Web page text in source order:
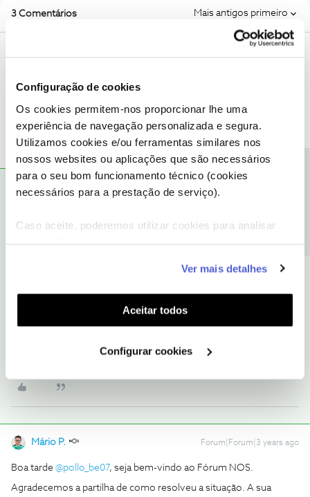
Configuração de cookies
Os cookies permitem-nos proporcionar lhe uma
experiência de navegação personalizada e segura.
Utilizamos cookies e/ou ferramentas similares nos
nossos websites ou aplicações que são necessários
para o seu bom funcionamento técnico (cookies
necessários para a prestação de serviço).
Caso aceite, poderemos utilizar cookies para analisar
funcionalidades (cookies de personalização e
funcionalidade) e adaptar anúncios aos seus interesses
(cookies de publicidade personalizada). Pode gerir a
utilização dos cookies clicando em "Configurar
Ver mais detalhes
Aceitar todos
Configurar cookies
3 Comentários Mais antigos primeiro
Já tentou falar com o suporte deles? Acho que não será algo que
a NOS possa ajudar.
P pollo_be07 AUTOR RESPOSTA Forum|Forum|3 years ago
a NOS possa ajudar.
De qualquer forma, encontrei o erro! Era na quantidade de
caracteres no nome de exibição quando criamos os ramais.
Obrigado.
Mário P. Forum|Forum|3 years ago
Boa tarde @pollo_be07, seja bem-vindo ao Fórum NOS.
Agradecemos a partilha de como resolveu a situação. A sua